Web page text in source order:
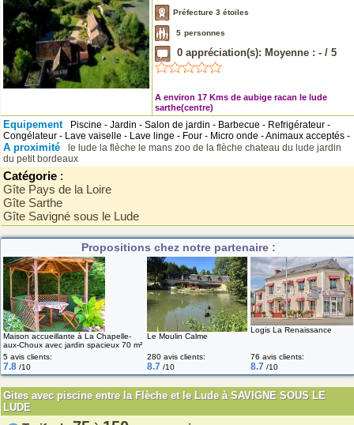
Préfecture 3 étoiles
5 personnes
0 appréciation(s): Moyenne : - / 5
A environ 17 Kms de aubige racan le lude
sarthe(centre)
Equipement
Piscine - Jardin - Salon de jardin - Barbecue - Refrigérateur -
Congélateur - Lave vaiselle - Lave linge - Four - Micro onde - Animaux acceptés -
A proximité le lude la flèche le mans zoo de la flèche chateau du lude jardin
du petit bordeaux
Catégorie :
Gîte Pays de la Loire
Gîte Sarthe
Gîte Savigné sous le Lude
Propositions chez notre partenaire :
Maison accueillante à La Chapelle-
aux-Choux avec jardin spacieux 70 m²
Le Moulin Calme
Logis La Renaissance
5 avis clients:
7.8 /10
280 avis clients:
8.7 /10
76 avis clients:
8.7 /10
Gites avec piscine entre la Flèche et le Lude à SAVIGNE SOUS LE
LUDE